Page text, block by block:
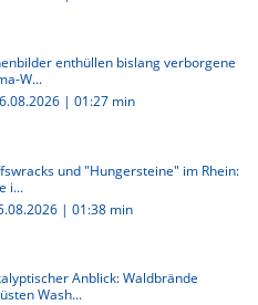
enthüllen bislang verborgene
W...
| 01:27 min
und "Hungersteine" im Rhein:
i...
| 01:38 min
Anblick: Waldbrände
Wash...